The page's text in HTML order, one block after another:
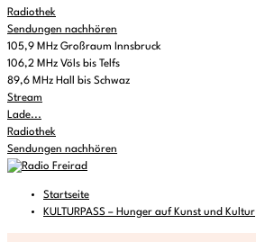
Radiothek
Sendungen nachhören
105,9 MHz Großraum Innsbruck
106,2 MHz Völs bis Telfs
89,6 MHz Hall bis Schwaz
Stream
Lade...
Radiothek
Sendungen nachhören
Startseite
KULTURPASS – Hunger auf Kunst und Kultur